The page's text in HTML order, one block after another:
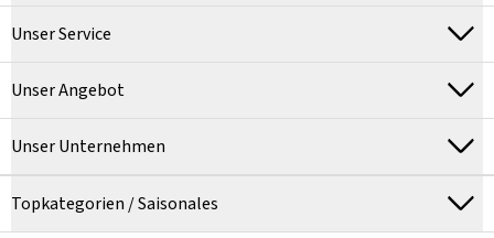
Unser Service
Unser Angebot
Unser Unternehmen
Topkategorien / Saisonales